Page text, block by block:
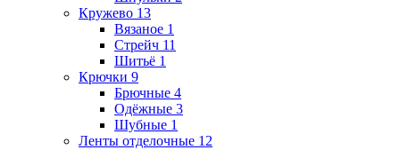
Кружево 13
Вязаное 1
Стрейч 11
Шитьё 1
Крючки 9
Брючные 4
Одёжные 3
Шубные 1
Ленты отделочные 12